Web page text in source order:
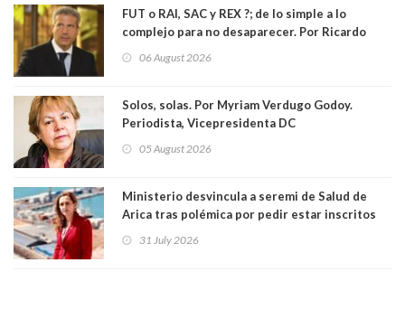
FUT o RAI, SAC y REX ?; de lo simple a lo
complejo para no desaparecer. Por Ricardo
06 August 2026
Solos, solas. Por Myriam Verdugo Godoy.
Periodista, Vicepresidenta DC
05 August 2026
Ministerio desvincula a seremi de Salud de
Arica tras polémica por pedir estar inscritos
Ya son 29 seremis despedidos desde el 11 de
31 July 2026